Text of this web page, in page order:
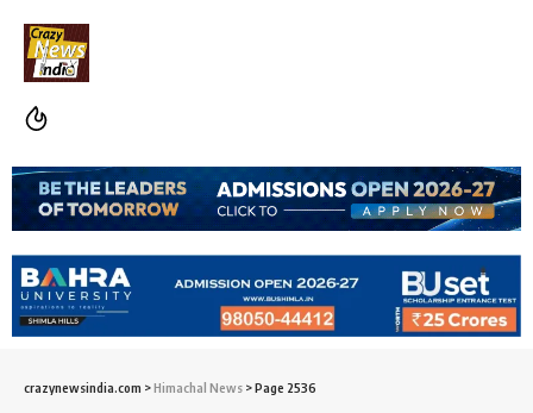
crazynewsindia.com >Himachal News >Page 2536